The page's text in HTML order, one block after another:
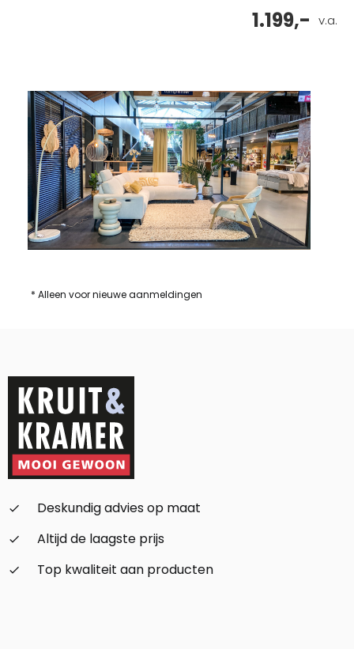
v.a.
1.199,-
* Alleen voor nieuwe aanmeldingen
check_small
Deskundig advies op maat
check_small
Altijd de laagste prijs
check_small
Top kwaliteit aan producten